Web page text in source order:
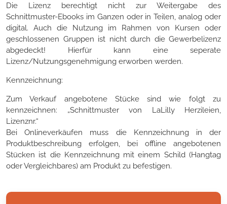
Die Lizenz berechtigt nicht zur Weitergabe des
Schnittmuster-Ebooks im Ganzen oder in Teilen, analog oder
digital. Auch die Nutzung im Rahmen von Kursen oder
geschlossenen Gruppen ist nicht durch die Gewerbelizenz
abgedeckt! Hierfür kann eine seperate
Lizenz/Nutzungsgenehmigung erworben werden.
Kennzeichnung:
Zum Verkauf angebotene Stücke sind wie folgt zu
kennzeichnen: „Schnittmuster von LaLilly Herzileien,
Lizenznr.“
Bei Onlineverkäufen muss die Kennzeichnung in der
Produktbeschreibung erfolgen, bei offline angebotenen
Stücken ist die Kennzeichnung mit einem Schild (Hangtag
oder Vergleichbares) am Produkt zu befestigen.